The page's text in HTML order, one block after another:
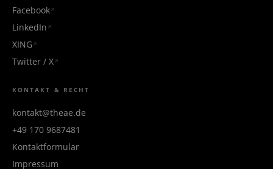
Facebook
LinkedIn
XING
Twitter / X
KONTAKT & RECHT
kontakt@theae.de
+49 170 9687481
Kontaktformular
Impressum